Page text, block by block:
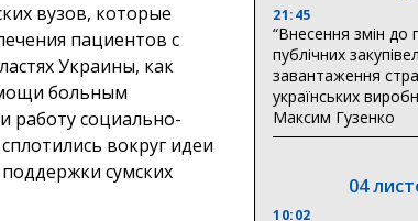
вузов, которые
пациентов с
Украины, как
больным
работу социально-
вокруг идеи
сумских
21:45
“Внесення змін до
публічних
завантаження
українських
Максим Гузенко
04
10:02